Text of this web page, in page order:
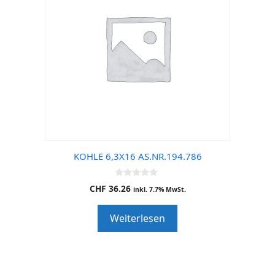
KOHLE 6,3X16 AS.NR.194.786
0
o
o
f
5
CHF 36.26 inkl. 7.7% MwSt.
Weiterlesen